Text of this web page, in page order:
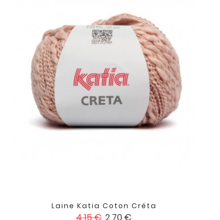
Laine Katia Coton Créta
Prix
4,15 € Prix
2,70 €